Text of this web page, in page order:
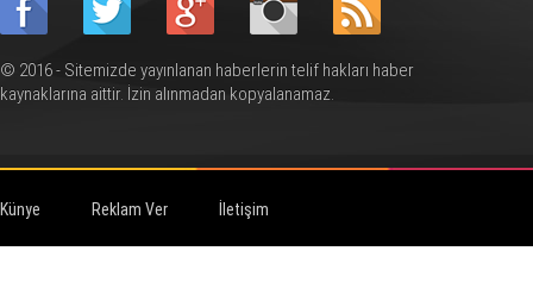
© 2016 - Sitemizde yayınlanan haberlerin telif hakları haber
kaynaklarına aittir. İzin alınmadan kopyalanamaz.
Künye Reklam Ver İletişim